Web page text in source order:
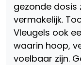
gezonde dosis
vermakelijk.
Vleugels ook
waarin hoop,
voelbaar zijn.